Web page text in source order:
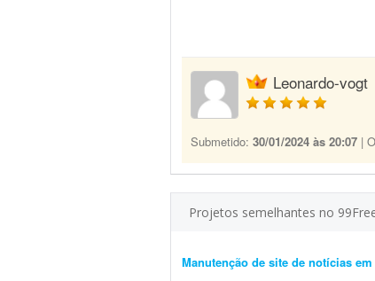
Leonardo-vogt
Submetido: 30/01/2024 às 20:07 |
Projetos semelhantes no
Manutenção de site de notícias